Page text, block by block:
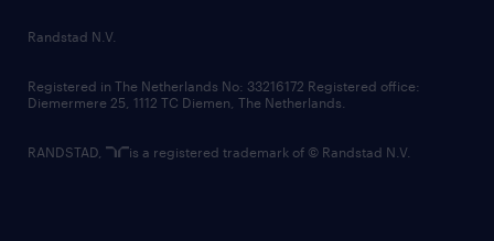
country websites
Randstad N.V.
Registered in The Netherlands No: 33216172 Registered office:
Diemermere 25, 1112 TC Diemen, The Netherlands.
RANDSTAD, is a registered trademark of © Randstad N.V.